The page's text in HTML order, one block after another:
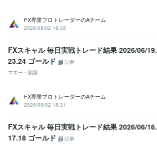
FX専業プロトレーダーのAチーム
2026/08/02 18:32
FXスキャル 毎日実戦トレード結果 2026/06/19.
23.24 ゴールド
記事
マネー・副業
FX専業プロトレーダーのAチーム
2026/08/02 18:31
FXスキャル 毎日実戦トレード結果 2026/06/16.
17.18 ゴールド
記事